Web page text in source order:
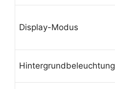
Display-Modus
Hintergrundbeleuchtung